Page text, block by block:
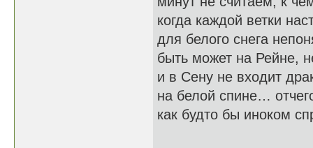
когда каждой ветки
для белого снега
быть может на Рейне,
и в Сену не входит
на белой спине…
как будто бы иноком